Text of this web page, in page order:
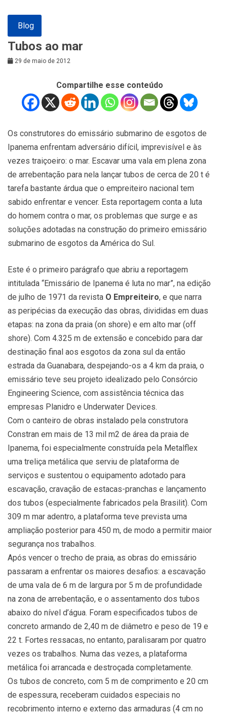
Blog
Tubos ao mar
29 de maio de 2012
Compartilhe esse conteúdo
Os construtores do emissário submarino de esgotos de
Ipanema enfrentam adversário difícil, imprevisível e às
vezes traiçoeiro: o mar. Escavar uma vala em plena zona
de arrebentação para nela lançar tubos de cerca de 20 t é
tarefa bastante árdua que o empreiteiro nacional tem
sabido enfrentar e vencer. Esta reportagem conta a luta
do homem contra o mar, os problemas que surge e as
soluções adotadas na construção do primeiro emissário
submarino de esgotos da América do Sul.
Este é o primeiro parágrafo que abriu a reportagem
intitulada “Emissário de Ipanema é luta no mar”, na edição
de julho de 1971 da revista O Empreiteiro, e que narra
as peripécias da execução das obras, divididas em duas
etapas: na zona da praia (on shore) e em alto mar (off
shore). Com 4.325 m de extensão e concebido para dar
destinação final aos esgotos da zona sul da então
estrada da Guanabara, despejando-os a 4 km da praia, o
emissário teve seu projeto idealizado pelo Consórcio
Engineering Science, com assistência técnica das
empresas Planidro e Underwater Devices.
Com o canteiro de obras instalado pela construtora
Constran em mais de 13 mil m2 de área da praia de
Ipanema, foi especialmente construída pela Metalflex
uma treliça metálica que serviu de plataforma de
serviços e sustentou o equipamento adotado para
escavação, cravação de estacas-pranchas e lançamento
dos tubos (especialmente fabricados pela Brasilit). Com
309 m mar adentro, a plataforma teve prevista uma
ampliação posterior para 450 m, de modo a permitir maior
segurança nos trabalhos.
Após vencer o trecho de praia, as obras do emissário
passaram a enfrentar os maiores desafios: a escavação
de uma vala de 6 m de largura por 5 m de profundidade
na zona de arrebentação, e o assentamento dos tubos
abaixo do nível d’água. Foram especificados tubos de
concreto armando de 2,40 m de diâmetro e peso de 19 e
22 t. Fortes ressacas, no entanto, paralisaram por quatro
vezes os trabalhos. Numa das vezes, a plataforma
metálica foi arrancada e destroçada completamente.
Os tubos de concreto, com 5 m de comprimento e 20 cm
de espessura, receberam cuidados especiais no
recobrimento interno e externo das armaduras (4 cm no